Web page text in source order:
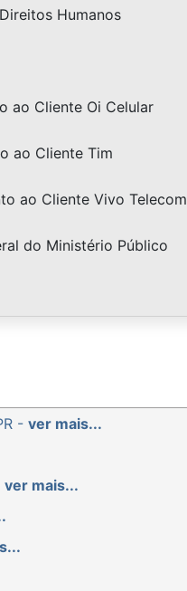
Humanos
ao Cliente Oi Celular
ao Cliente Tim
ao Cliente Vivo Telecom
do Ministério Público
- ver mais...
ver mais...